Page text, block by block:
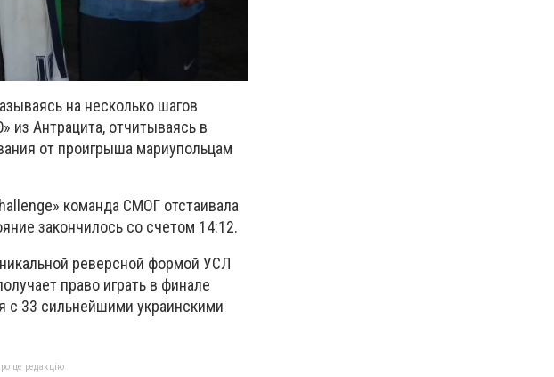
на несколько шагов
из Антрацита, отчитываясь в
от проигрыша мариупольцам
команда СМОГ отстаивала
закончилось со счетом 14:12.
реверсной формой УСЛ
право играть в финале
с 33 сильнейшими украинскими
це редакцію